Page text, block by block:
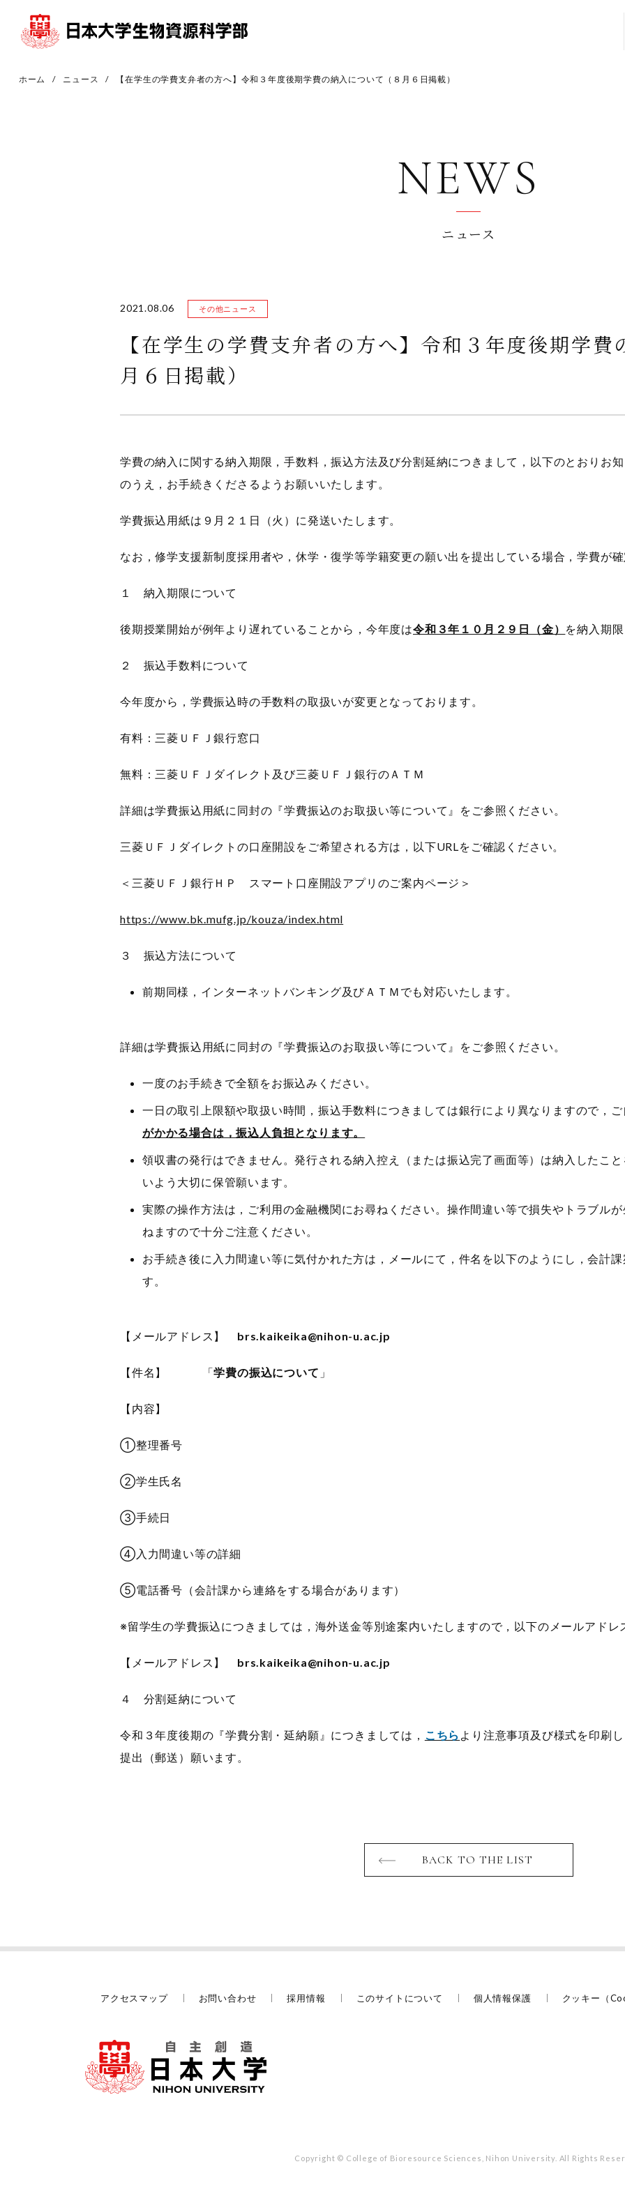
ホーム ニュース 【在学生の学費支弁者の方へ】令和３年度後期学費の納入について（８月６日掲載）
NEWS
ニュース
2021.08.06 その他ニュース
【在学生の学費支弁者の方へ】令和３年度後期学費
月６日掲載）
学費の納入に関する納入期限，手数料，振込方法及び分割延納につきまして，以下のとおりお
のうえ，お手続きくださるようお願いいたします。
学費振込用紙は９月２１日（火）に発送いたします。
なお，修学支援新制度採用者や，休学・復学等学籍変更の願い出を提出している場合，学費が
１ 納入期限について
後期授業開始が例年より遅れていることから，今年度は令和３年１０月２９日（金） を納入期
２ 振込手数料について
今年度から，学費振込時の手数料の取扱いが変更となっております。
有料：三菱ＵＦＪ銀行窓口
無料：三菱ＵＦＪダイレクト及び三菱ＵＦＪ銀行のＡＴＭ
詳細は学費振込用紙に同封の『学費振込のお取扱い等について』をご参照ください。
三菱ＵＦＪダイレクトの口座開設をご希望される方は，以下URLをご確認ください。
＜三菱ＵＦＪ銀行ＨＰ スマート口座開設アプリのご案内ページ＞
https://www.bk.mufg.jp/kouza/index.html
３ 振込方法について
前期同様，インターネットバンキング及びＡＴＭでも対応いたします。
詳細は学費振込用紙に同封の『学費振込のお取扱い等について』をご参照ください。
一度のお手続きで全額をお振込みください。
一日の取引上限額や取扱い時間，振込手数料につきましては銀行により異なりますので，ご
がかかる場合は，振込人負担となります。
領収書の発行はできません。発行される納入控え（または振込完了画面等）は納入したこ
いよう大切に保管願います。
実際の操作方法は，ご利用の金融機関にお尋ねください。操作間違い等で損失やトラブル
ねますので十分ご注意ください。
お手続き後に入力間違い等に気付かれた方は，メールにて，件名を以下のようにし，会計
す。
【メールアドレス】 brs.kaikeika@nihon-u.ac.jp
【件名】 「学費の振込について 」
【内容】
①整理番号
②学生氏名
③手続日
④入力間違い等の詳細
⑤電話番号（会計課から連絡をする場合があります）
※留学生の学費振込につきましては，海外送金等別途案内いたしますので，以下のメールアドレ
【メールアドレス】 brs.kaikeika@nihon-u.ac.jp
４ 分割延納について
令和３年度後期の『学費分割・延納願』につきましては， こちら より注意事項及び様式を印刷
提出（郵送）願います。
BACK TO THE LIST
アクセスマップ お問い合わせ 採用情報 このサイトについて 個人情報保護 クッキー（
Copyright © College of Bioresource Sciences, Nihon University. All Rights